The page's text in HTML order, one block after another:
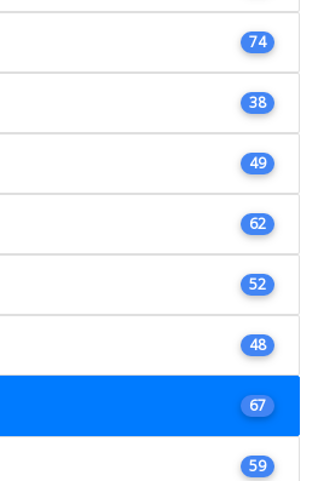
74
38
49
62
52
48
67
59